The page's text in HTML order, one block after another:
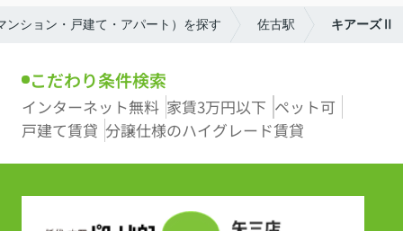
ション・戸建て・アパート）を探す 佐古駅 キアーズⅡ
こだわり条件検索
インターネット無料 家賃3万円以下 ペット可
戸建て賃貸 分譲仕様のハイグレード賃貸